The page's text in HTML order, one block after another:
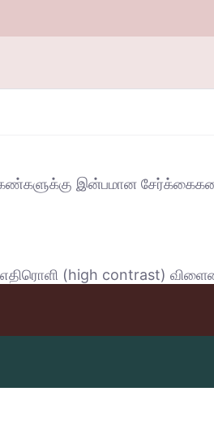
இன்பமான
(high contrast)